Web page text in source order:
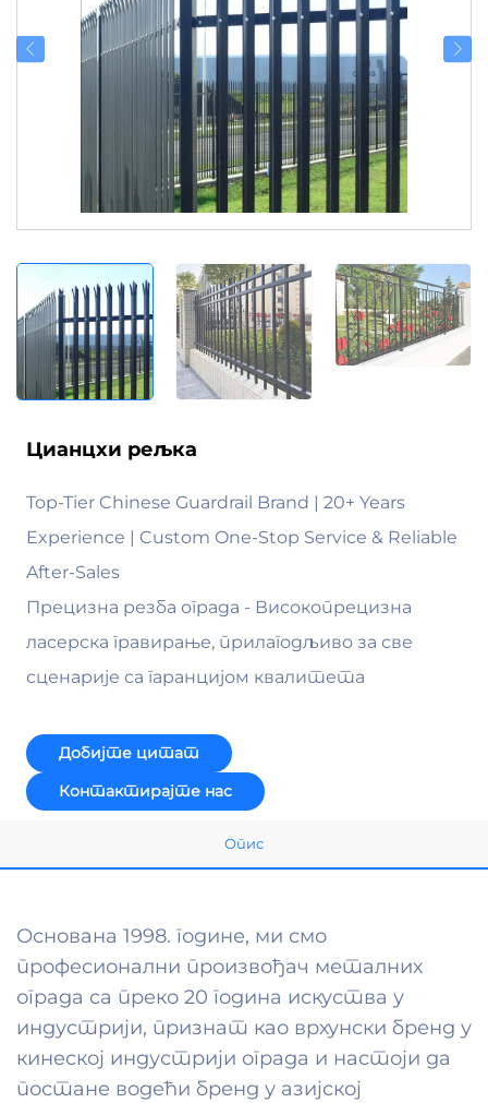
Цианцхи рељка
Top-Tier Chinese Guardrail Brand | 20+ Years
Experience | Custom One-Stop Service & Reliable
After-Sales
Прецизна резба ограда - Високопрецизна
ласерска гравирање, прилагодљиво за све
сценарије са гаранцијом квалитета
Добијте цитат
Контактирајте нас
Опис
Основана 1998. године, ми смо
професионални произвођач металних
ограда са преко 20 година искуства у
индустрији, признат као врхунски бренд у
кинеској индустрији ограда и настоји да
постане водећи бренд у азијској